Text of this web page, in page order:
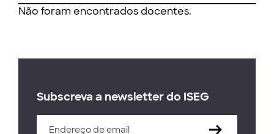
Não foram encontrados docentes.
Subscreva a newsletter do ISEG